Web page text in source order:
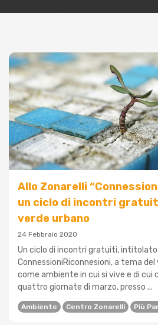
Allo Zonarelli
un ciclo di incontri
verde urbano
24 Febbraio 2020
Un ciclo di incontri gratuiti, intitolato
ConnessioniRiconnesioni, a tema
come ambiente in cui si vive e di cui
quattro giornate di marzo, presso ...
Ambiente Centro Zonarelli Più